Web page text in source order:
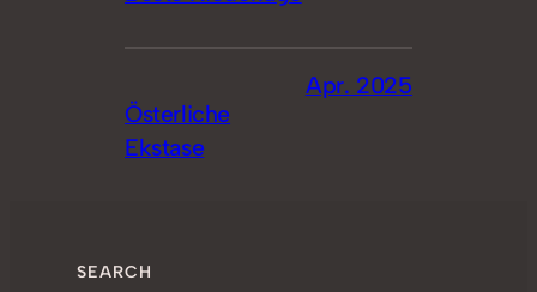
Österliche
Ekstase
Apr. 2025
SEARCH